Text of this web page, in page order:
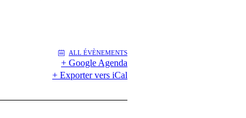
ALL ÉVÈNEMENTS
+ Google Agenda
+ Exporter vers iCal